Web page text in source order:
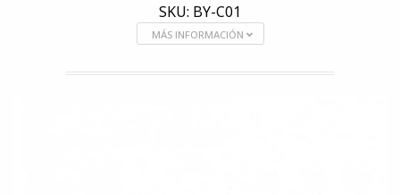
SKU: BY-C01
MÁS INFORMACIÓN